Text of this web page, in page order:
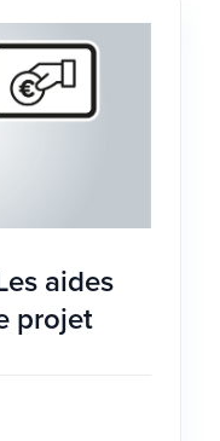
aides
projet